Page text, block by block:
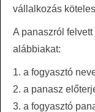
vállalkozás
A panaszról
alábbiakat:
1. a fogyasztó
2. a panasz
3. a fogyasztó